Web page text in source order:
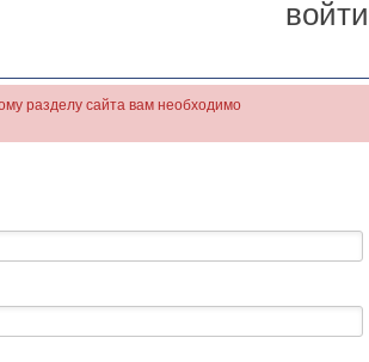
войти
разделу сайта вам необходимо